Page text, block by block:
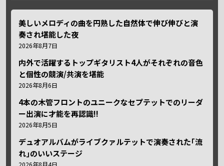
美しいメロディの曲を円熟した自然体で伸び伸びと演
奏され堪能した夜
2026年8月7日
内外で活躍するトップギタリスト4人がそれぞれの音色
と個性の競演/共演を堪能
2026年8月6日
4本の木管フロントのユニークなセプテットでのリーダ
ー出演に才能を再認識!!
2026年8月5日
デュオアルバムがライブクァルテットで演奏された｢流
れ｣のいいステージ